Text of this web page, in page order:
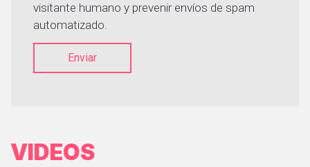
visitante humano y prevenir envíos de spam
automatizado.
Enviar
VIDEOS